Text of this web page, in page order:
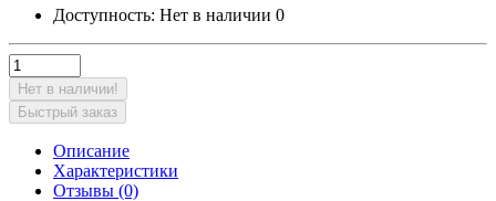
Доступность: Нет в наличии 0
Нет в наличии!
Быстрый заказ
Описание
Характеристики
Отзывы (0)